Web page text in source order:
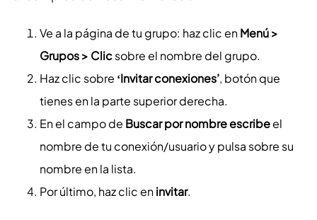
Ve a la página de tu grupo: haz clic enMenú >
Grupos > Clicsobre el nombre del grupo.
Haz clic sobre ‘Invitar conexiones’, botón que
tienes en la parte superior derecha.
En el campo de Buscar por nombre escribeel
nombre de tu conexión/usuario y pulsa sobre su
nombre en la lista.
Por último, haz clic eninvitar.